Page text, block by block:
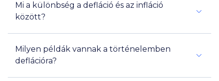
Mi a különbség a defláció és az infláció
között?
Milyen példák vannak a történelemben
deflációra?